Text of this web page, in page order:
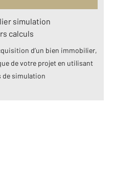
simulation
calculs
d’un bien immobilier,
de votre projet en utilisant
de simulation